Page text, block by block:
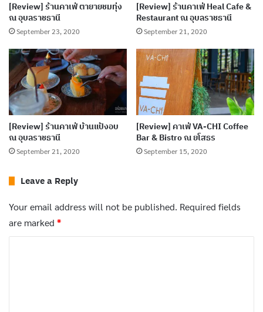
ใครที่อยากจะหาคาเฟ่ เอาไว้เช็กอินถ่ายรูป หรือหาเบเกอรี่
อร่อย ๆ ทาน แวะไปที่ Katanyu Baked & Coffee คุณจะ
ข้อมูลเพิ่มเติมร้าน
[Review] ร้านคาเฟ่ ตายายชมทุ่ง
ณ อุบลราชธานี
September 23, 2020
[Review] ร้านคาเฟ่ Heal Cafe &
Restaurant ณ อุบลราชธานี
September 21, 2020
[Review] ร้านคาเฟ่ บ้านแป้งอบ
ณ อุบลราชธานี
September 21, 2020
[Review] คาเฟ่ VA-CHI Coffee
Bar & Bistro ณ ยโสธร
September 15, 2020
Leave a Reply
Your email address will not be published. Required fields
are marked *